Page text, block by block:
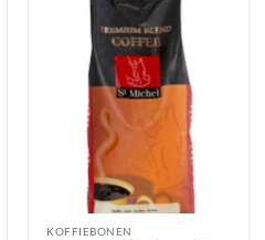
KOFFIEBONEN